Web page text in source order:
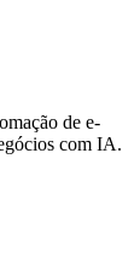
de e-
com IA.